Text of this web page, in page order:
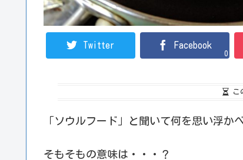
Twitter Facebook
0
こ
「ソウルフード」と聞いて何を思い浮か
そもそもの意味は・・・？